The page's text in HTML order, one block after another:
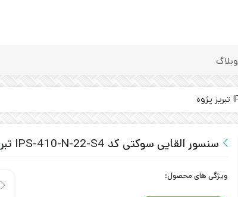
وبلاگ
سنسور القایی سوکتی کد IPS-410-N-22-S4 تبریز پژوه
ویژگی های محصول: